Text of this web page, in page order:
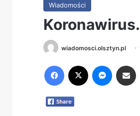
Wiadomości
wiadomosci.olsztyn.pl